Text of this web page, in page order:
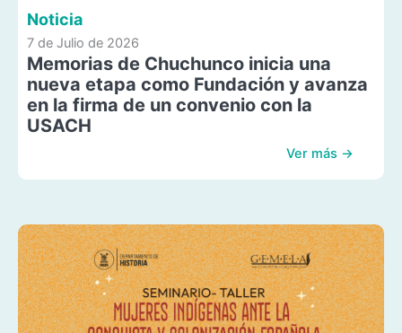
Noticia
7 de Julio de 2026
Memorias de Chuchunco inicia una
nueva etapa como Fundación y avanza
en la firma de un convenio con la
USACH
Ver más →